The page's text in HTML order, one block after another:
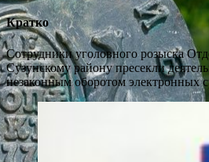
Кратко
Сотрудники уголовного розыска
Сузунскому району пресекли
незаконным оборотом электронных